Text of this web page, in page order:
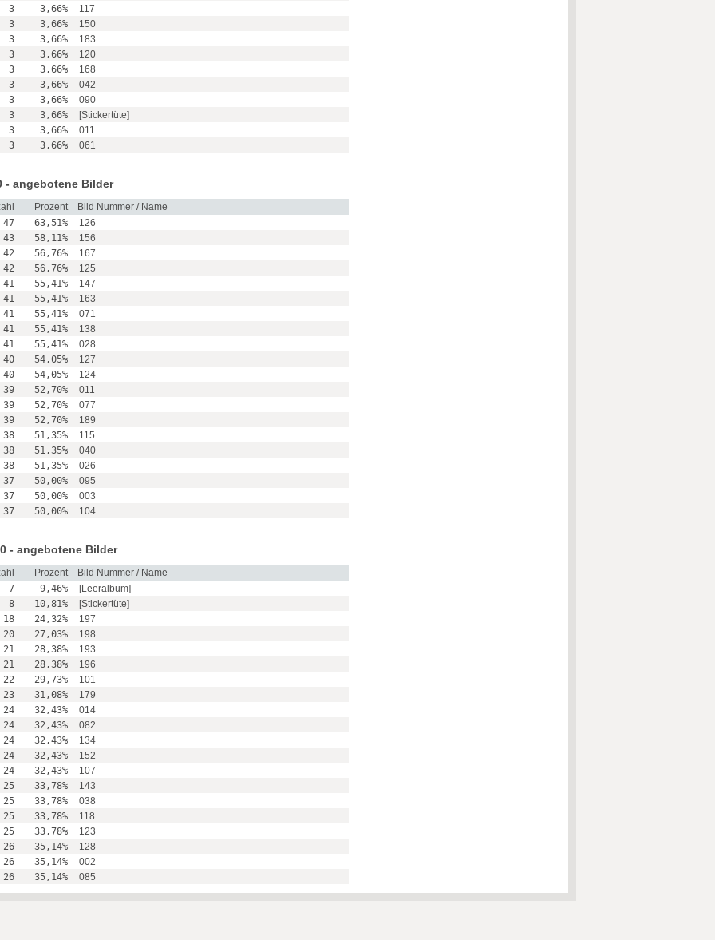
3
3,66%
117
3
3,66%
150
3
3,66%
183
3
3,66%
120
3
3,66%
168
3
3,66%
042
3
3,66%
090
3
3,66%
[Stickertüte]
3
3,66%
011
3
3,66% 061
- angebotene Bilder
Prozent
Bild Nummer / Name
47
63,51%
126
43
58,11%
156
42
56,76%
167
42
56,76%
125
41
55,41%
147
41
55,41%
163
41
55,41%
071
41
55,41%
138
41
55,41%
028
40
54,05%
127
40
54,05%
124
39
52,70%
011
39
52,70%
077
39
52,70%
189
38
51,35%
115
38
51,35%
040
38
51,35%
026
37
50,00%
095
37
50,00%
003
37
50,00% 104
- angebotene Bilder
Prozent
Bild Nummer / Name
7
9,46%
[Leeralbum]
8
10,81%
[Stickertüte]
18
24,32%
197
20
27,03%
198
21
28,38%
193
21
28,38%
196
22
29,73%
101
23
31,08%
179
24
32,43%
014
24
32,43%
082
24
32,43%
134
24
32,43%
152
24
32,43%
107
25
33,78%
143
25
33,78%
038
25
33,78%
118
25
33,78%
123
26
35,14%
128
26
35,14%
002
26
35,14% 085